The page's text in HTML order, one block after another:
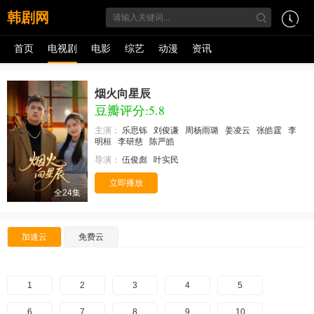
韩剧网
首页 电视剧 电影 综艺 动漫 资讯
全24集
烟火向星辰
豆瓣评分:5.8
主演： 乐思铄 刘俊谦 周杨雨璐 姜凌云 张皓霆
李
明桓
李研慈
陈严皓
导演： 伍俊彪 叶实民
立即播放
加速云 免费云
1 2 3 4 5
6 7 8 9 10